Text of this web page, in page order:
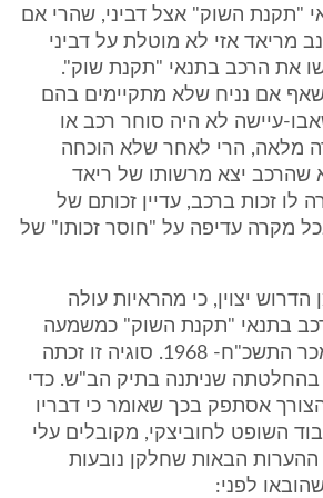
"תקנת השוק" אצל דביני, שהרי אם
מריאד אזי לא מוטלת על דביני
את הרכב בתנאי "תקנת שוק".
אם נניח שלא מתקיימים בהם
עיישה לא היה סוחר רכב או
מלאה, הרי לאחר שלא הוכחה
שהרכב יצא מרשותו של ריאד
לו זכות ברכב, עדיין זכותם של
מקרה עדיפה על "חוסר זכותו" של
הדרוש יצוין, כי מהראיות עולה
בתנאי "תקנת השוק" כמשמעה
בסעיף 34 לחוק המכר התשכ"ח- 1968. סוגיה זו זכתה
בהחלטתה שניתנה בתיק הב"ש. כדי
אסתפק בכך שאומר כי דבריו
השופט לחוביצקי, מקובלים עלי
הבאות שחלקן נובעות
לפני: